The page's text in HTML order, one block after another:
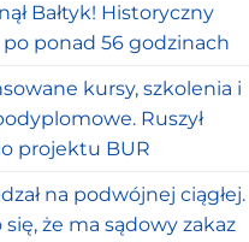
Bałtyk! Historyczny
ponad 56 godzinach
kursy, szkolenia i
Ruszył
projektu BUR
na podwójnej ciągłej.
się, że ma sądowy zakaz